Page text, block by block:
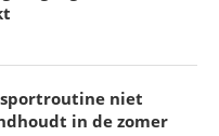
en waarom het telt
niet
in de zomer